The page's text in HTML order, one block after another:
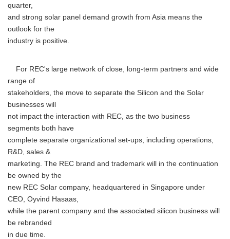
quarter,
and strong solar panel demand growth from Asia means the
outlook for the
industry is positive.
For REC's large network of close, long-term partners and wide
range of
stakeholders, the move to separate the Silicon and the Solar
businesses will
not impact the interaction with REC, as the two business
segments both have
complete separate organizational set-ups, including operations,
R&D, sales &
marketing. The REC brand and trademark will in the continuation
be owned by the
new REC Solar company, headquartered in Singapore under
CEO, Oyvind Hasaas,
while the parent company and the associated silicon business will
be rebranded
in due time.